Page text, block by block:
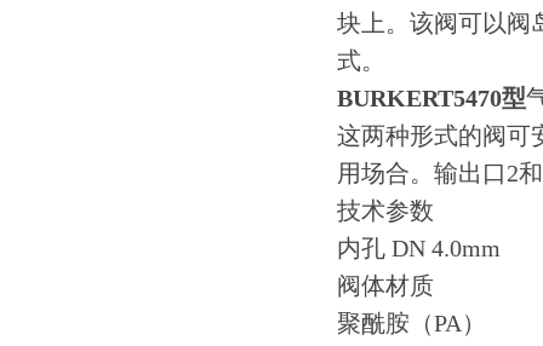
块上。该阀可以阀
式。
BURKERT5470型
这两种形式的阀可
用场合。输出口2
技术参数
内孔 DN 4.0mm
阀体材质
聚酰胺（PA）